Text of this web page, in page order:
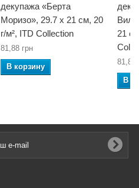
декупажа «Берта
Моризо», 29.7 x 21 см, 20
г/м², ITD Collection
81,88 грн
В корзину
21
81,88
В